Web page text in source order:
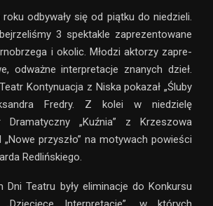
odby­wały się od piątku do nie­dzieli.
3 spek­ta­kle zapre­zen­to­wane
i oko­lic. Młodzi akto­rzy zapre­
odważne inter­pre­ta­cje zna­nych dzieł.
Kontynuacja z Niska poka­zał „Śluby
Fredry. Z kolei w nie­dzielę
Dramatyczny „Kuźnia” z Krzeszowa
„Nowe przy­szło” na moty­wach powie­ści
Redlińskiego.
Dni Teatru były eli­mi­na­cje do Konkursu